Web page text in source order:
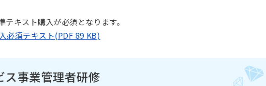
キスト購入が必須となります。
必須テキスト(PDF 89 KB)
ス事業管理者研修